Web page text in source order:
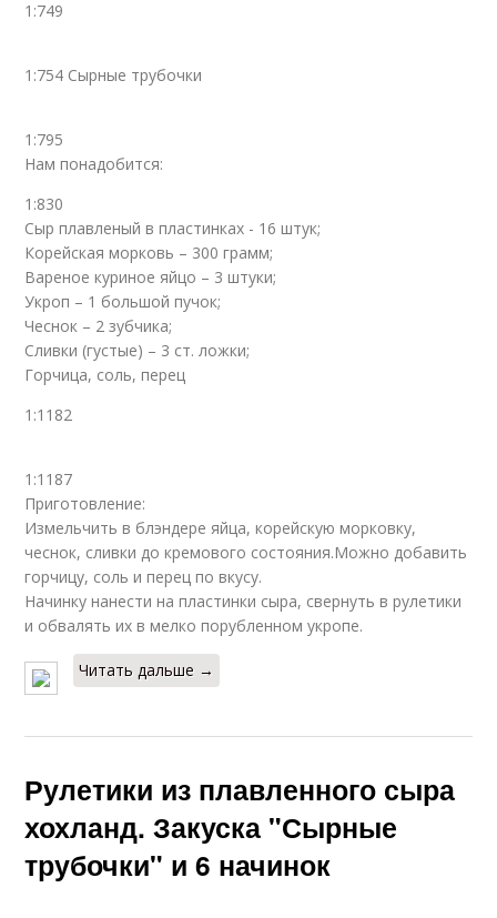
1:749
1:754 Сырные трубочки
1:795
Нам понадобится:
1:830
Сыр плавленый в пластинках - 16 штук;
Корейская морковь – 300 грамм;
Вареное куриное яйцо – 3 штуки;
Укроп – 1 большой пучок;
Чеснок – 2 зубчика;
Сливки (густые) – 3 ст. ложки;
Горчица, соль, перец
1:1182
1:1187
Приготовление:
Измельчить в блэндере яйца, корейскую морковку,
чеснок, сливки до кремового состояния.Можно добавить
горчицу, соль и перец по вкусу.
Начинку нанести на пластинки сыра, свернуть в рулетики
и обвалять их в мелко порубленном укропе.
Читать дальше →
Рулетики из плавленного сыра
хохланд. Закуска "Сырные
трубочки" и 6 начинок